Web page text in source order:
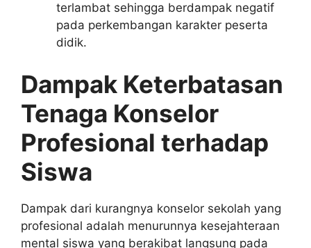
terlambat sehingga berdampak negatif
pada perkembangan karakter peserta
didik.
Dampak Keterbatasan
Tenaga Konselor
Profesional terhadap
Siswa
Dampak dari kurangnya konselor sekolah yang
profesional adalah menurunnya kesejahteraan
mental siswa yang berakibat langsung pada